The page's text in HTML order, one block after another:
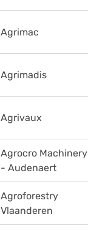
Agrimac
Agrimadis
Agrivaux
Agrocro Machinery
- Audenaert
Agroforestry
Vlaanderen